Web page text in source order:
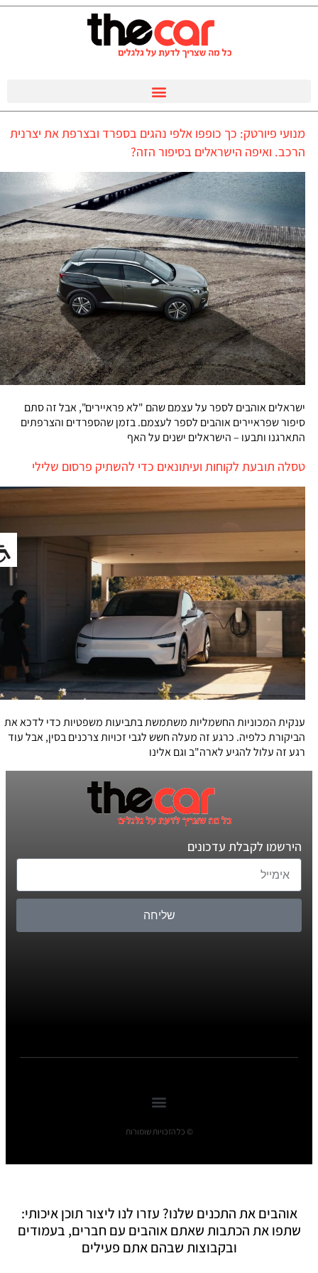
מנועי פיורטק: כך כופפו אלפי נהגים בספרד ובצרפת את יצרנית
הרכב. ואיפה הישראלים בסיפור הזה?
ישראלים אוהבים לספר על עצמם שהם "לא פראיירים", אבל זה סתם
סיפור שפראיירים אוהבים לספר לעצמם. בזמן שהספרדים והצרפתים
התארגנו ותבעו – הישראלים ישנים על האף
טסלה תובעת לקוחות ועיתונאים כדי להשתיק פרסום שלילי
ענקית המכוניות החשמליות משתמשת בתביעות משפטיות כדי לדכא את
הביקורת כלפיה. כרגע זה מעלה חשש לגבי זכויות צרכנים בסין, אבל עוד
רגע זה עלול להגיע לארה"ב וגם אלינו
הירשמו לקבלת עדכונים
שליחה
© כל הזכויות שומורות
אוהבים את התכנים שלנו? עזרו לנו ליצור תוכן איכותי:
שתפו את הכתבות שאתם אוהבים עם חברים, בעמודים
ובקבוצות שבהם אתם פעילים